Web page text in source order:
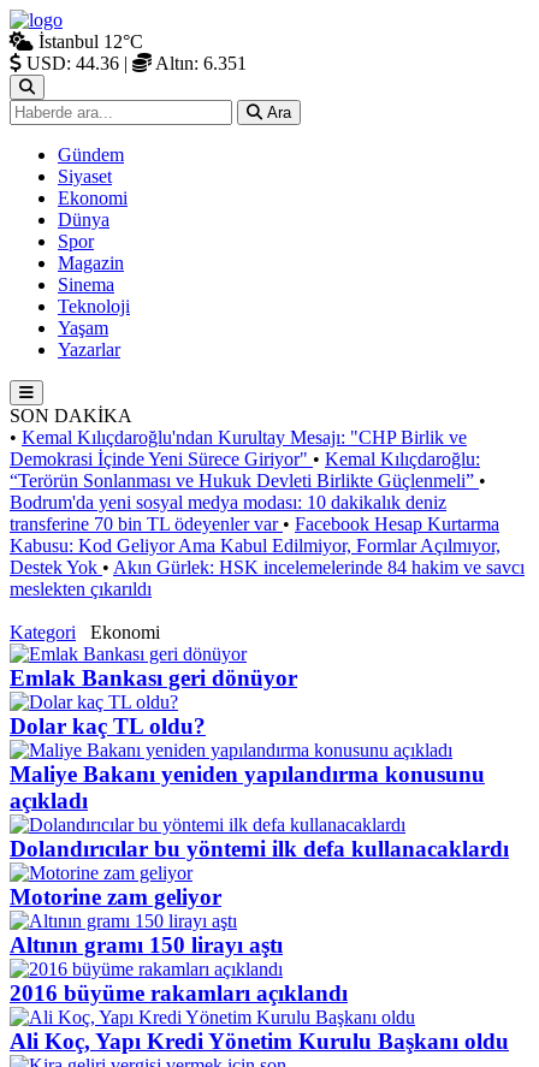
İstanbul 12°C
USD: 44.36 | Altın: 6.351
Ara
Gündem
Siyaset
Ekonomi
Dünya
Spor
Magazin
Sinema
Teknoloji
Yaşam
Yazarlar
SON DAKİKA
• Kemal Kılıçdaroğlu'ndan Kurultay Mesajı: "CHP Birlik ve
Demokrasi İçinde Yeni Sürece Giriyor" • Kemal Kılıçdaroğlu:
“Terörün Sonlanması ve Hukuk Devleti Birlikte Güçlenmeli” •
Bodrum'da yeni sosyal medya modası: 10 dakikalık deniz
transferine 70 bin TL ödeyenler var • Facebook Hesap Kurtarma
Kabusu: Kod Geliyor Ama Kabul Edilmiyor, Formlar Açılmıyor,
Destek Yok • Akın Gürlek: HSK incelemelerinde 84 hakim ve savcı
meslekten çıkarıldı
Kategori Ekonomi
Emlak Bankası geri dönüyor
Dolar kaç TL oldu?
Maliye Bakanı yeniden yapılandırma konusunu
açıkladı
Dolandırıcılar bu yöntemi ilk defa kullanacaklardı
Motorine zam geliyor
Altının gramı 150 lirayı aştı
2016 büyüme rakamları açıklandı
Ali Koç, Yapı Kredi Yönetim Kurulu Başkanı oldu